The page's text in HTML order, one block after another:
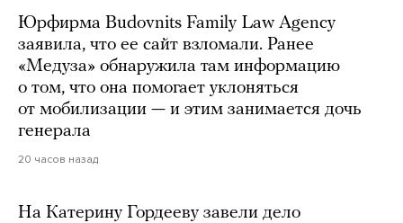
Юрфирма Budovnits Family Law Agency
заявила, что ее сайт взломали. Ранее
«Медуза» обнаружила там информацию
о том, что она помогает уклоняться
от мобилизации — и этим занимается дочь
генерала
20 часов назад
На Катерину Гордееву завели дело